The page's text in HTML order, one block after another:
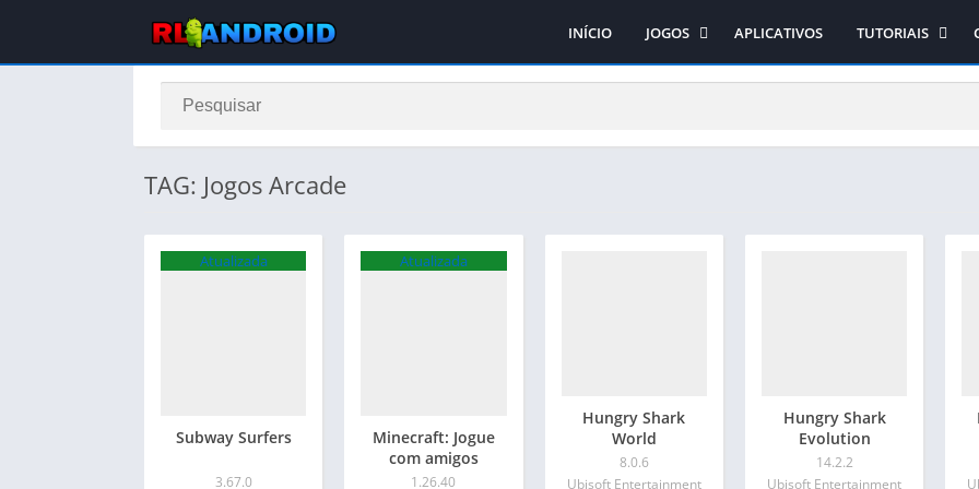
INÍCIO
JOGOS
Ação
Educativo
APLICATIVOS
TUTORIAIS
Como obter os
TAG: Jogos Arcade
Atualizada
Subway Surfers
3.67.0
Atualizada
Minecraft: Jogue
com amigos
1.26.40
Hungry Shark
World
8.0.6
Ubisoft Entertainment
Hungry Shark
Evolution
14.2.2
Ubisoft Entertainment